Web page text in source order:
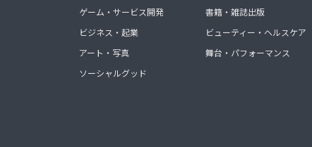
ゲーム・サービス開発
ビジネス・起業
アート・写真
ソーシャルグッド
書籍・雑誌出版
ビューティー・ヘルスケア
舞台・パフォーマンス